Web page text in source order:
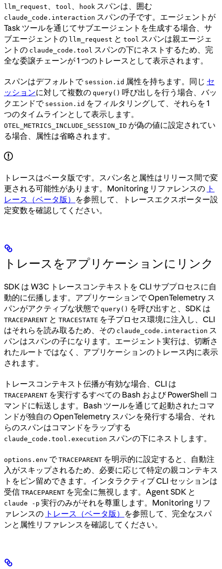
llm_request tool hook スパンは、囲む
claude_code.interaction スパンの子です。エージェントが
Task ツールを通じてサブエージェントを生成する場合、サ
ブエージェントの llm_request と tool スパンは親エージェ
ントの claude_code.tool スパンの下にネストするため、完
全な委譲チェーンが 1 つのトレースとして表示されます。
スパンはデフォルトで session.id 属性を持ちます。同じ セ
ッションに対して複数の query() 呼び出しを行う場合、バッ
クエンドで session.id をフィルタリングして、それらを 1
つのタイムラインとして表示します。
OTEL_METRICS_INCLUDE_SESSION_ID が偽の値に設定されてい
る場合、属性は省略されます。
トレースはベータ版です。スパン名と属性はリリース間で変
更される可能性があります。Monitoring リファレンスの ト
レース（ベータ版） を参照して、トレースエクスポーター設
定変数を確認してください。
トレースをアプリケーションにリンク
SDK は W3C トレースコンテキストを CLI サブプロセスに自
動的に伝播します。アプリケーションで OpenTelemetry ス
パンがアクティブな状態でquery() を呼び出すと、SDK は
TRACEPARENT と TRACESTATE を子プロセス環境に注入し、CLI
はそれらを読み取るため、その claude_code.interaction ス
パンはスパンの子になります。エージェント実行は、切断さ
れたルートではなく、アプリケーションのトレース内に表示
されます。
トレースコンテキスト伝播が有効な場合、CLI は
TRACEPARENT を実行するすべての Bash および PowerShell コ
マンドに転送します。Bash ツールを通じて起動されたコマ
ンドが独自の OpenTelemetry スパンを発行する場合、それ
らのスパンはコマンドをラップする
claude_code.tool.execution スパンの下にネストします。
options.env でTRACEPARENT を明示的に設定すると、自動注
入がスキップされるため、必要に応じて特定の親コンテキス
トをピン留めできます。インタラクティブ CLI セッションは
受信 TRACEPARENT を完全に無視します。Agent SDK と
claude -p 実行のみがそれを尊重します。Monitoring リフ
ァレンスの トレース（ベータ版） を参照して、完全なスパ
ンと属性リファレンスを確認してください。